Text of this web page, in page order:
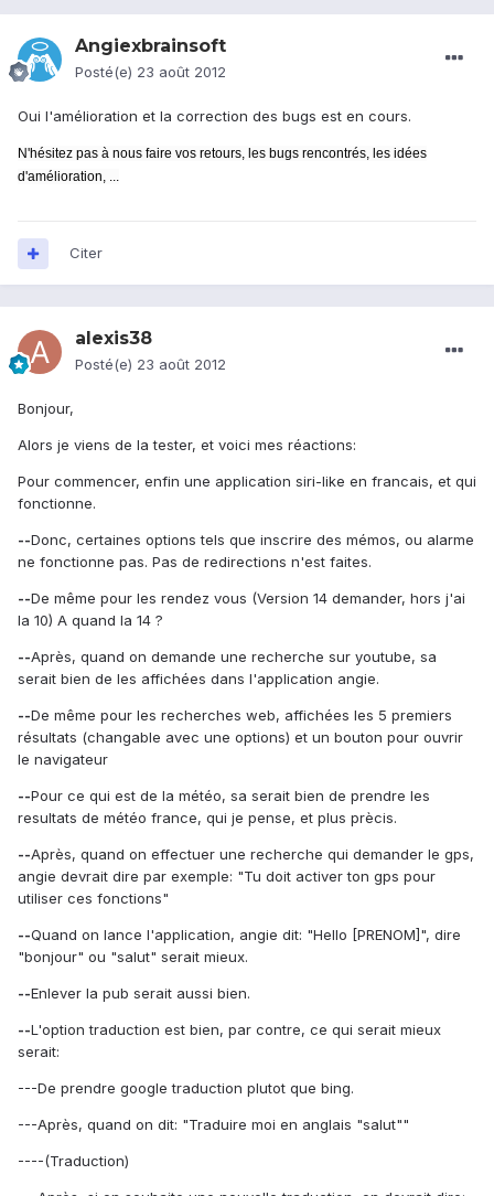
Angiexbrainsoft
Posté(e) 23 août 2012
Oui l'amélioration et la correction des bugs est en cours.
N'hésitez pas à nous faire vos retours, les bugs rencontrés, les idées
d'amélioration, ...
Citer
alexis38
Posté(e) 23 août 2012
Bonjour,
Alors je viens de la tester, et voici mes réactions:
Pour commencer, enfin une application siri-like en francais, et qui
fonctionne.
--Donc, certaines options tels que inscrire des mémos, ou alarme
ne fonctionne pas. Pas de redirections n'est faites.
--De même pour les rendez vous (Version 14 demander, hors j'ai
la 10) A quand la 14 ?
--Après, quand on demande une recherche sur youtube, sa
serait bien de les affichées dans l'application angie.
--De même pour les recherches web, affichées les 5 premiers
résultats (changable avec une options) et un bouton pour ouvrir
le navigateur
--Pour ce qui est de la météo, sa serait bien de prendre les
resultats de météo france, qui je pense, et plus prècis.
--Après, quand on effectuer une recherche qui demander le gps,
angie devrait dire par exemple: "Tu doit activer ton gps pour
utiliser ces fonctions"
--Quand on lance l'application, angie dit: "Hello [PRENOM]", dire
"bonjour" ou "salut" serait mieux.
--Enlever la pub serait aussi bien.
--L'option traduction est bien, par contre, ce qui serait mieux
serait:
---De prendre google traduction plutot que bing.
---Après, quand on dit: "Traduire moi en anglais "salut""
----(Traduction)